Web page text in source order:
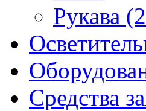
Рукава
Средства